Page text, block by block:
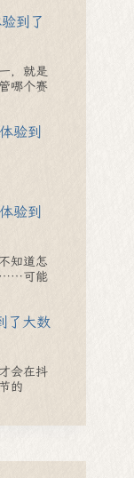
到了
，就是
哪个赛
验到
验到
知道怎
……可能
了大数
会在抖
的